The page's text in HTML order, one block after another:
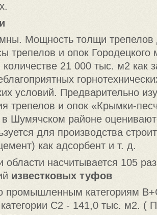
Мощность толщи трепелов
трепелов и опок Городецкого
21 000 тыс. м2 как
условий. Предварительно
трепелов и опок «Крымки-
в Шумячском районе
для производства
как адсорбент и т. д.
области насчитывается 105
известковых туфов
промышленным категориям
С2 - 141,0 тыс. м2. (